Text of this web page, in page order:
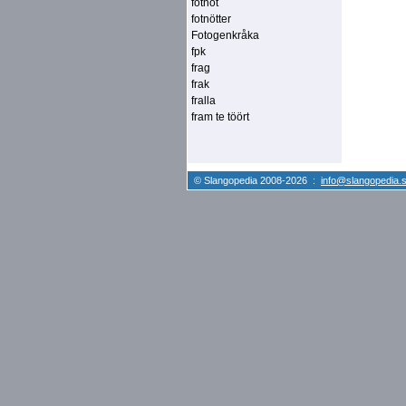
fotnöt
fotnötter
Fotogenkråka
fpk
frag
frak
fralla
fram te töört
© Slangopedia 2008-2026 :